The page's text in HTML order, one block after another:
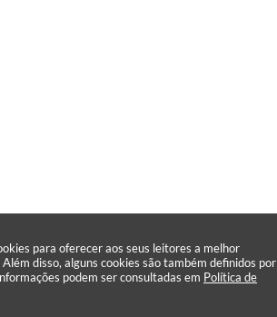
para oferecer aos seus leitores a melhor
disso, alguns cookies são também definidos por
podem ser consultadas em Política de